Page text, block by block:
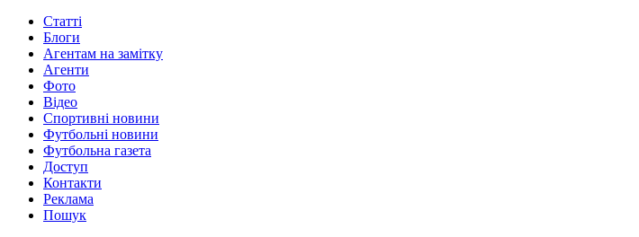
Статті
Блоги
Агентам на замітку
Агенти
Фото
Відео
Спортивні новини
Футбольні новини
Футбольна газета
Доступ
Контакти
Реклама
Пошук